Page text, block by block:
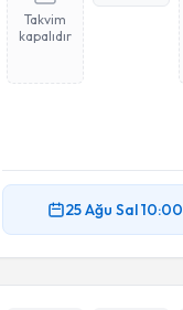
Takvim
kapalıdır
25 Ağu Sal10:00